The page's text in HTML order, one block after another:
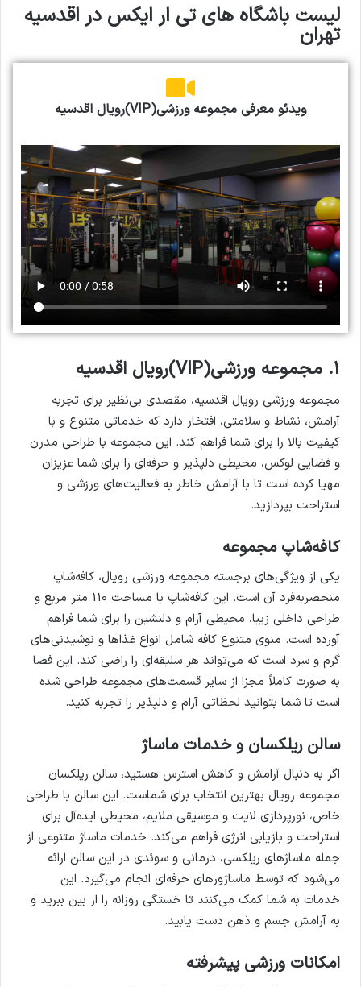
لیست باشگاه های تی ار ایکس در اقدسیه
تهران
ویدئو معرفی مجموعه ورزشی(VIP)رویال اقدسیه
1. مجموعه ورزشی(VIP)رویال اقدسیه
مجموعه ورزشی رویال اقدسیه، مقصدی بی‌نظیر برای تجربه
آرامش، نشاط و سلامتی، افتخار دارد که خدماتی متنوع و با
کیفیت بالا را برای شما فراهم کند. این مجموعه با طراحی مدرن
و فضایی لوکس، محیطی دلپذیر و حرفه‌ای را برای شما عزیزان
مهیا کرده است تا با آرامش خاطر به فعالیت‌های ورزشی و
استراحت بپردازید.
کافه‌شاپ مجموعه
یکی از ویژگی‌های برجسته مجموعه ورزشی رویال، کافه‌شاپ
منحصربه‌فرد آن است. این کافه‌شاپ با مساحت 110 متر مربع و
طراحی داخلی زیبا، محیطی آرام و دلنشین را برای شما فراهم
آورده است. منوی متنوع کافه شامل انواع غذاها و نوشیدنی‌های
گرم و سرد است که می‌تواند هر سلیقه‌ای را راضی کند. این فضا
به صورت کاملاً مجزا از سایر قسمت‌های مجموعه طراحی شده
است تا شما بتوانید لحظاتی آرام و دلپذیر را تجربه کنید.
سالن ریلکسان و خدمات ماساژ
اگر به دنبال آرامش و کاهش استرس هستید، سالن ریلکسان
مجموعه رویال بهترین انتخاب برای شماست. این سالن با طراحی
خاص، نورپردازی لایت و موسیقی ملایم، محیطی ایده‌آل برای
استراحت و بازیابی انرژی فراهم می‌کند. خدمات ماساژ متنوعی از
جمله ماساژهای ریلکسی، درمانی و سوئدی در این سالن ارائه
می‌شود که توسط ماساژورهای حرفه‌ای انجام می‌گیرد. این
خدمات به شما کمک می‌کنند تا خستگی روزانه را از بین ببرید و
به آرامش جسم و ذهن دست یابید.
امکانات ورزشی پیشرفته